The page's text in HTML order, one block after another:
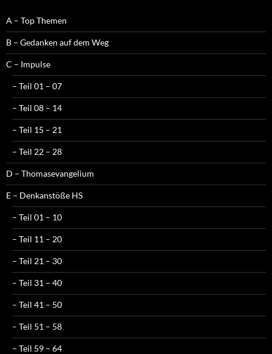
A – Top Themen
B – Gedanken auf dem Weg
C – Impulse
– Teil 01 – 07
– Teil 08 – 14
– Teil 15 – 21
– Teil 22 – 28
D – Thomasevangelium
E – Denkanstöße HS
– Teil 01 – 10
– Teil 11 – 20
– Teil 21 – 30
– Teil 31 – 40
– Teil 41 – 50
– Teil 51 – 58
– Teil 59 – 64